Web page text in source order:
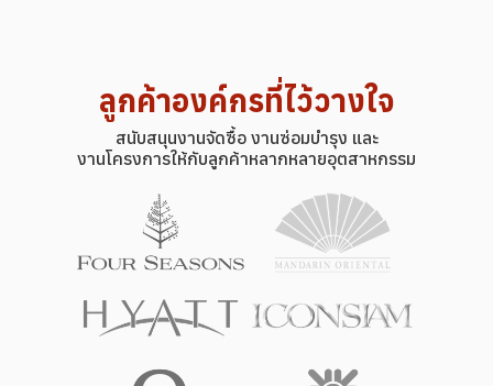
ลูกค้าองค์กรที่ไว้วางใจ
สนับสนุนงานจัดซื้อ งานซ่อมบำรุง และ
งานโครงการให้กับลูกค้าหลากหลายอุตสาหกรรม